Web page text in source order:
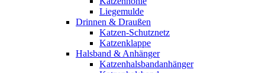
Liegemulde
Drinnen & Draußen
Katzen-Schutznetz
Katzenklappe
Halsband & Anhänger
Katzenhalsbandanhänger